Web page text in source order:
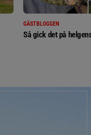
GÄSTBLOGGEN
Så gick det på